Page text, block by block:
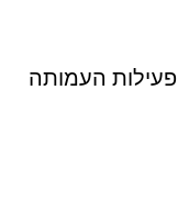
פעילות העמותה